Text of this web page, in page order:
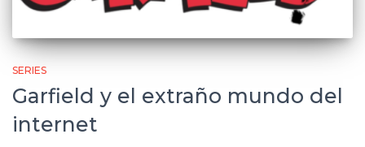
SERIES
Garfield y el extraño mundo del
internet